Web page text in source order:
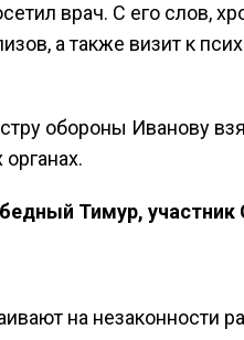
врач. С его слов,
а также визит к
обороны Иванову
Тимур, участник
на незаконности